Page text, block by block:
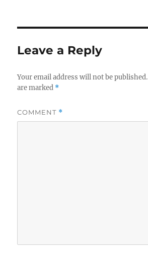
Leave a Reply
Your email address will not be published.
are marked *
COMMENT *